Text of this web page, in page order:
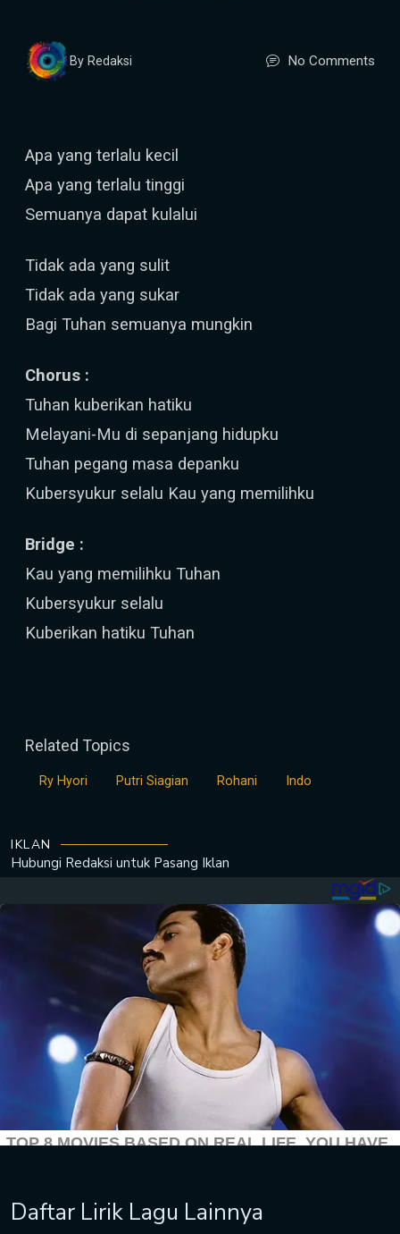
By Redaksi No Comments
Apa yang terlalu kecil
Apa yang terlalu tinggi
Semuanya dapat kulalui
Tidak ada yang sulit
Tidak ada yang sukar
Bagi Tuhan semuanya mungkin
Chorus :
Tuhan kuberikan hatiku
Melayani-Mu di sepanjang hidupku
Tuhan pegang masa depanku
Kubersyukur selalu Kau yang memilihku
Bridge :
Kau yang memilihku Tuhan
Kubersyukur selalu
Kuberikan hatiku Tuhan
Related Topics
Ry Hyori Putri Siagian Rohani Indo
IKLAN
Hubungi Redaksi untuk Pasang Iklan
Daftar Lirik Lagu Lainnya